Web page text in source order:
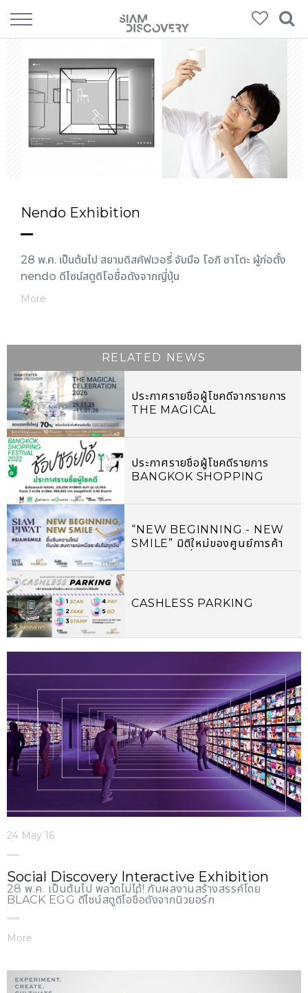
Nendo Exhibition
28 พ.ค. เป็นต้นไป สยามดิสคัฟเวอรี่ จับมือ โอกิ ซาโตะ ผู้ก่อตั้ง
nendo ดีไซน์สตูดิโอชื่อดังจากญี่ปุ่น
More
RELATED NEWS
ประกาศรายชื่อผู้โชคดีจากรายการ
THE MAGICAL
ประกาศรายชื่อผู้โชคดีรายการ
BANGKOK SHOPPING
“NEW BEGINNING - NEW
SMILE” มิติใหม่ของศูนย์การค้า
รอยยิ้มให้แก่ผู้คน
CASHLESS PARKING
24 May 16
Social Discovery Interactive Exhibition
28 พ.ค. เป็นต้นไป พลาดไม่ได้! กับผลงานสร้างสรรค์โดย
BLACK EGG ดีไซน์สตูดิโอชื่อดังจากนิวยอร์ก
More